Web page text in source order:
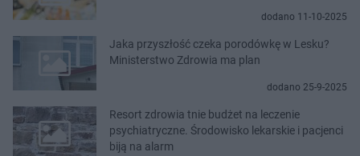
dodano 11-10-2025
Jaka przyszłość czeka porodówkę w Lesku?
Ministerstwo Zdrowia ma plan
dodano 25-9-2025
Resort zdrowia tnie budżet na leczenie
psychiatryczne. Środowisko lekarskie i pacjenci
biją na alarm